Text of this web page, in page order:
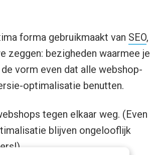
forma gebruikmaakt van SEO,
zeggen: bezigheden waarmee je
vorm even dat alle webshop-
optimalisatie benutten.
tegen elkaar weg. (Even
blijven ongelooflijk